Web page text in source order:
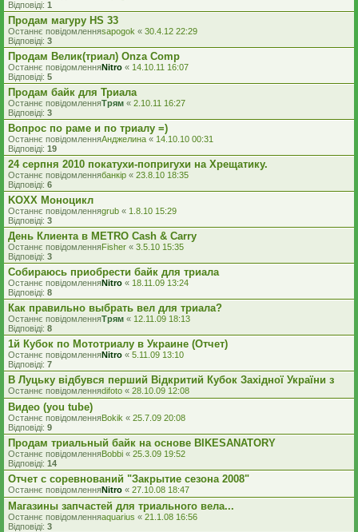
Відповіді: 1
Продам магуру HS 33
Останнє повідомленняsapogok « 30.4.12 22:29
Відповіді: 3
Продам Велик(триал) Onza Comp
Останнє повідомленняNitro « 14.10.11 16:07
Відповіді: 5
Продам байк для Триала
Останнє повідомленняТрям « 2.10.11 16:27
Відповіді: 3
Вопрос по раме и по триалу =)
Останнє повідомленняАнджелина « 14.10.10 00:31
Відповіді: 19
24 серпня 2010 покатухи-попригухи на Хрещатику.
Останнє повідомленнябанкір « 23.8.10 18:35
Відповіді: 6
KOXX Моноцикл
Останнє повідомленняgrub « 1.8.10 15:29
Відповіді: 3
День Клиента в METRO Cash & Carry
Останнє повідомленняFisher « 3.5.10 15:35
Відповіді: 3
Собираюсь приобрести байк для триала
Останнє повідомленняNitro « 18.11.09 13:24
Відповіді: 8
Как правильно выбрать вел для триала?
Останнє повідомленняТрям « 12.11.09 18:13
Відповіді: 8
1й Кубок по Мототриалу в Украине (Отчет)
Останнє повідомленняNitro « 5.11.09 13:10
Відповіді: 7
В Луцьку відбувся перший Відкритий Кубок Західної України з
Останнє повідомленняdifoto « 28.10.09 12:08
Видео (you tube)
Останнє повідомленняBokik « 25.7.09 20:08
Відповіді: 9
Продам триальный байк на основе BIKESANATORY
Останнє повідомленняBobbi « 25.3.09 19:52
Відповіді: 14
Отчет с соревнований "Закрытие сезона 2008"
Останнє повідомленняNitro « 27.10.08 18:47
Магазины запчастей для триального вела...
Останнє повідомленняaquarius « 21.1.08 16:56
Відповіді: 3